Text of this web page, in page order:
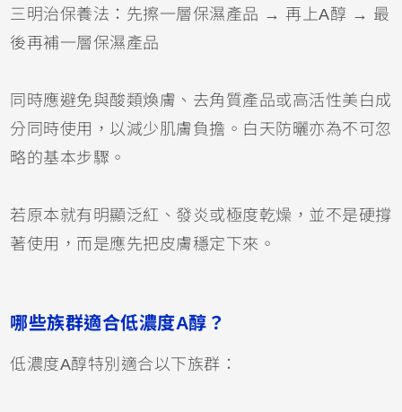
三明治保養法：先擦一層保濕產品 → 再上A醇 → 最
後再補一層保濕產品
同時應避免與酸類煥膚、去角質產品或高活性美白成
分同時使用，以減少肌膚負擔。白天防曬亦為不可忽
略的基本步驟。
若原本就有明顯泛紅、發炎或極度乾燥，並不是硬撐
著使用，而是應先把皮膚穩定下來。
哪些族群適合低濃度A醇？
低濃度A醇特別適合以下族群：